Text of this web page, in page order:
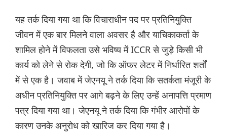
यह तर्क दिया गया था कि विचाराधीन पद पर प्रतिनियुक्ति
जीवन में एक बार मिलने वाला अवसर है और याचिकाकर्ता के
शामिल होने में विफलता उसे भविष्य में ICCR से जुड़े किसी भी
कार्य को लेने से रोक देगी, जो कि ऑफर लेटर में निर्धारित शर्तों
में से एक है। जवाब में जेएनयू ने तर्क दिया कि सतर्कता मंजूरी के
अधीन प्रतिनियुक्ति पर आगे बढ़ने के लिए उन्हें अनापत्ति प्रमाण
पत्र दिया गया था। जेएनयू ने तर्क दिया कि गंभीर आरोपों के
कारण उनके अनुरोध को खारिज कर दिया गया है।